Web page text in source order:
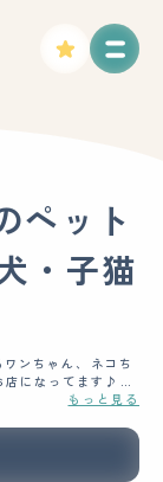
ペット
・子猫
ンちゃん、ネコち
店になってます♪
い猫カフェ！もっと見る